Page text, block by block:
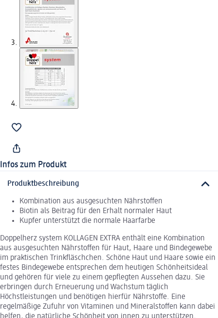
Infos zum Produkt
Produktbeschreibung
Kombination aus ausgesuchten Nährstoffen
Biotin als Beitrag für den Erhalt normaler Haut
Kupfer unterstützt die normale Haarfarbe
Doppelherz system KOLLAGEN EXTRA enthält eine Kombination
aus ausgesuchten Nährstoffen für Haut, Haare und Bindegewebe
im praktischen Trinkfläschchen. Schöne Haut und Haare sowie ein
festes Bindegewebe entsprechen dem heutigen Schönheitsideal
und gehören für viele zu einem gepflegten Aussehen dazu. Sie
erbringen durch Erneuerung und Wachstum täglich
Höchstleistungen und benötigen hierfür Nährstoffe. Eine
regelmäßige Zufuhr von Vitaminen und Mineralstoffen kann dabei